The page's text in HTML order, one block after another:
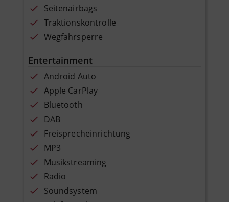
Seitenairbags
Traktionskontrolle
Wegfahrsperre
Entertainment
Android Auto
Apple CarPlay
Bluetooth
DAB
Freisprecheinrichtung
MP3
Musikstreaming
Radio
Soundsystem